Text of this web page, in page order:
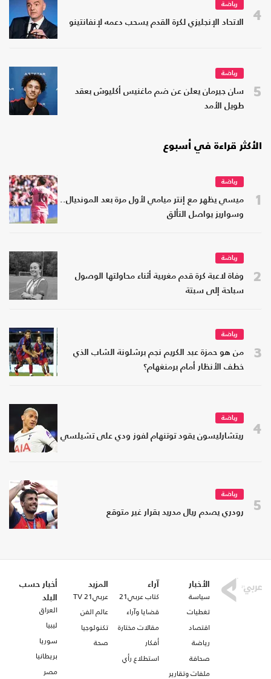
4
رياضة
الاتحاد الإنجليزي لكرة القدم يسحب دعمه لإنفانتينو
5
رياضة
سان جيرمان يعلن عن ضم ماغنيس أكليوش بعقد
طويل الأمد
الأكثر قراءة في أسبوع
1
رياضة
ميسي يظهر مع إنتر ميامي لأول مرة بعد المونديال..
وسواريز يواصل التألق
2
رياضة
وفاة لاعبة كرة قدم مغربية أثناء محاولتها الوصول
سباحة إلى سبتة
3
رياضة
من هو حمزة عبد الكريم نجم برشلونة الشاب الذي
خطف الأنظار أمام برمنغهام؟
4
رياضة
ريتشارليسون يقود توتنهام لفوز ودي على تشيلسي
5
رياضة
رودري يصدم ريال مدريد بقرار غير متوقع
الأخبار
سياسة
تغطيات
اقتصاد
رياضة
صحافة
ملفات وتقارير
آراء
كتاب عربي21
قضايا وآراء
مقالات مختارة
أفكار
استطلاع رأي
المزيد
عربي21 TV
عالم الفن
تكنولوجيا
صحة
أخبار حسب
البلد
العراق
ليبيا
سوريا
بريطانيا
مصر